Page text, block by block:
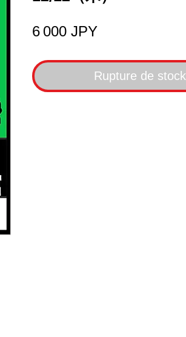
6 000 JPYPrix
Rupture de stock